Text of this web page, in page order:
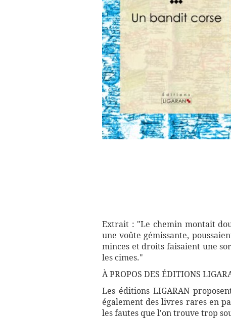
Extrait : "Le chemin montait
une voûte gémissante,
minces et droits faisaient une
les cimes."
À PROPOS DES ÉDITIONS
Les éditions LIGARAN
également des livres rares en
les fautes que l'on trouve trop